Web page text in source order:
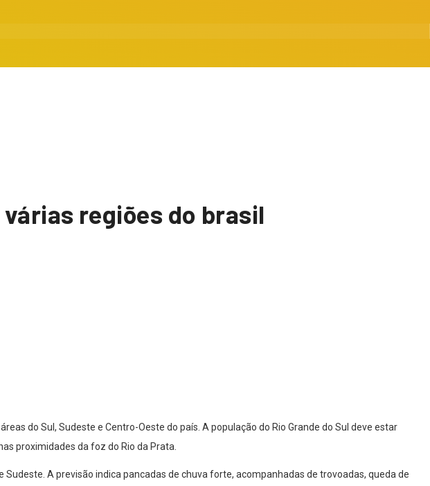
regiões do brasil
do Sul, Sudeste e Centro-Oeste do país. A população do Rio Grande do Sul deve estar
proximidades da foz do Rio da Prata.
A previsão indica pancadas de chuva forte, acompanhadas de trovoadas, queda de